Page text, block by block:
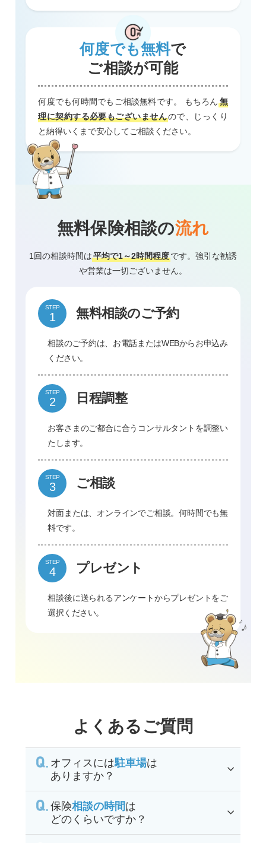
何度でも無料で
ご相談が可能
何度でも何時間でもご相談無料です。 もちろん 無
理に契約する必要もございませんので、じっくり
と納得いくまで安心してご相談ください。
無料保険相談の流れ
1回の相談時間は平均で1～2時間程度です。強引な勧誘
や営業は一切ございません。
STEP 無料相談のご予約
相談のご予約は、お電話またはWEBからお申込み
ください。
STEP 日程調整
お客さまのご都合に合うコンサルタントを調整い
たします。
STEP ご相談
対面または、オンラインでご相談。何時間でも無
料です。
STEP プレゼント
相談後に送られるアンケートからプレゼントをご
選択ください。
よくあるご質問
オフィスには駐車場は
ありますか？
保険相談の時間は
どのくらいですか？